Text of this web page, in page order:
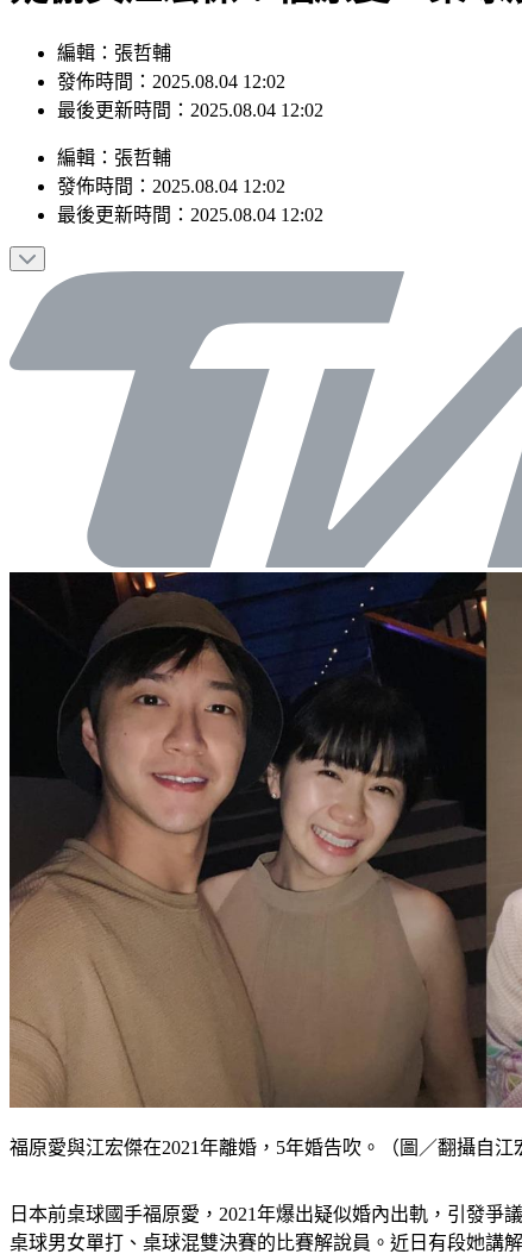
編輯：張哲輔
發佈時間：2025.08.04 12:02
最後更新時間：2025.08.04 12:02
編輯 ： 張哲輔
發佈時間： 2025.08.04 12:02
最後更新時間： 2025.08.04 12:02
福原愛與江宏傑在2021年離婚，5年婚告吹。（圖／翻攝自江
日本前桌球國手福原愛，2021年爆出疑似婚內出軌，引發
桌球男女單打、桌球混雙決賽的比賽解說員。近日有段她講